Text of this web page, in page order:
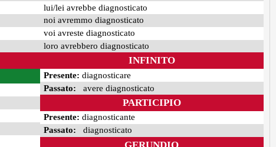
lui/lei avrebbe diagnosticato
noi avremmo diagnosticato
voi avreste diagnosticato
loro avrebbero diagnosticato
INFINITO
Presente: diagnosticare
Passato: avere diagnosticato
PARTICIPIO
Presente: diagnosticante
Passato: diagnosticato
GERUNDIO